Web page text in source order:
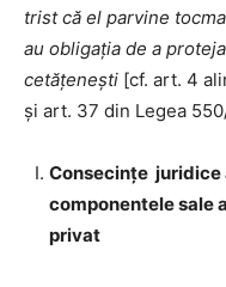
trist că el parvine
au obligația de a
cetățenești [cf. art. 4
și art. 37 din Legea
Consecințe juridice
componentele sale
privat